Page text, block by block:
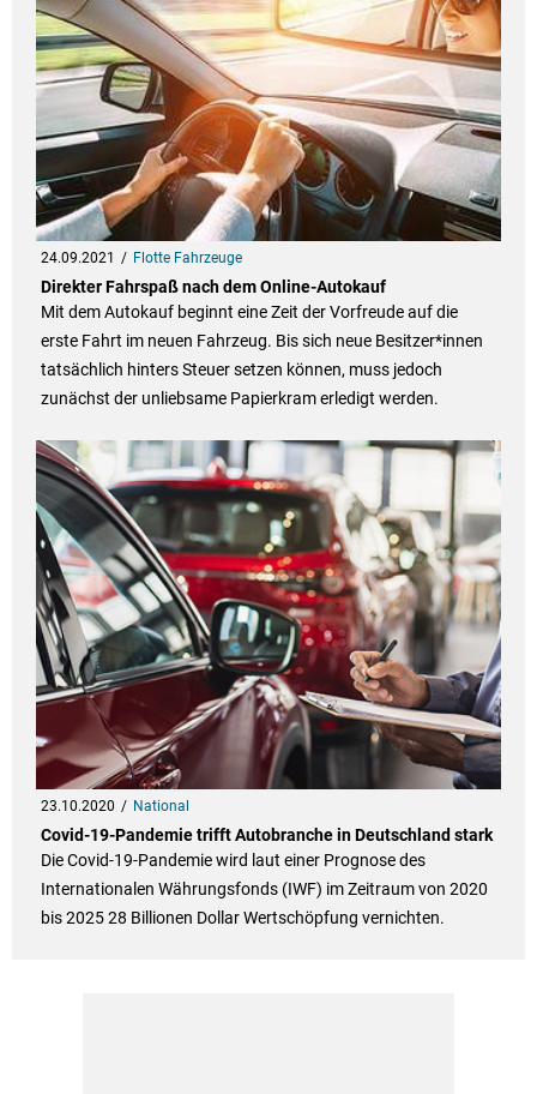
24.09.2021 Flotte Fahrzeuge
Direkter Fahrspaß nach dem Online-Autokauf
Mit dem Autokauf beginnt eine Zeit der Vorfreude auf die
erste Fahrt im neuen Fahrzeug. Bis sich neue Besitzer*innen
tatsächlich hinters Steuer setzen können, muss jedoch
zunächst der unliebsame Papierkram erledigt werden.
23.10.2020 National
Covid-19-Pandemie trifft Autobranche in Deutschland stark
Die Covid-19-Pandemie wird laut einer Prognose des
Internationalen Währungsfonds (IWF) im Zeitraum von 2020
bis 2025 28 Billionen Dollar Wertschöpfung vernichten.